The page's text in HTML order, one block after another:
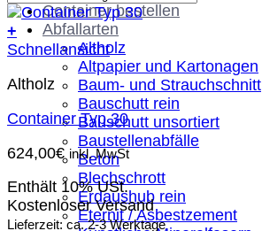
Container bestellen
Abfallarten
Altholz
Altpapier und Kartonagen
Baum- und Strauchschnitt
Bauschutt rein
Bauschutt unsortiert
Baustellenabfälle
Beton
Blechschrott
Erdaushub rein
Eternit / Asbestzement
+
Schnellansicht
Altholz
Container Typ 30
624,00€ inkl. MwSt
Enthält 10% USt.
Kostenloser Versand
Lieferzeit: ca. 2-3 Werktage